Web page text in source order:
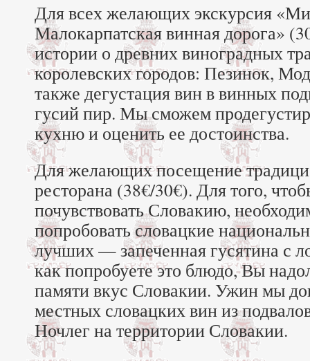
Для всех желающих экскурсия
Малокарпатская винная дорога»
истории о древних виноградных
королевских городов: Пезинок,
также дегустация вин в винных
гусий пир. Мы сможем
кухню и оценить ее достоинства.
Для желающих посещение
ресторана (38€/30€). Для того,
почувствовать Словакию,
попробовать словацкие
лучших — запеченная гусятина с
как попробуете это блюдо, Вы
памяти вкус Словакии. Ужин мы
местных словацких вин из
Ночлег на территории Словакии.